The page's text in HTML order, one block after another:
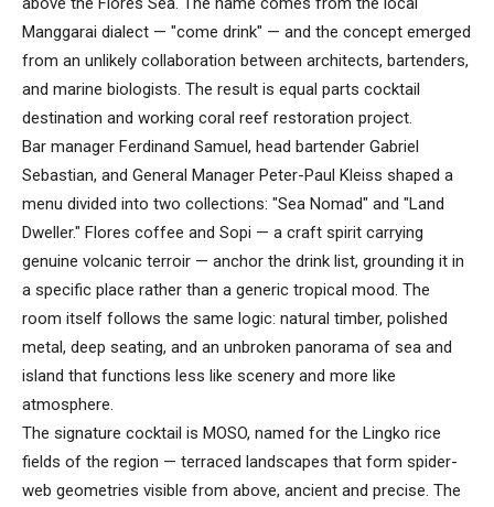
Manggarai dialect — "come drink" — and the concept emerged
from an unlikely collaboration between architects, bartenders,
and marine biologists. The result is equal parts cocktail
destination and working coral reef restoration project.
Bar manager Ferdinand Samuel, head bartender Gabriel
Sebastian, and General Manager Peter-Paul Kleiss shaped a
menu divided into two collections: "Sea Nomad" and "Land
Dweller." Flores coffee and Sopi — a craft spirit carrying
genuine volcanic terroir — anchor the drink list, grounding it in
a specific place rather than a generic tropical mood. The
room itself follows the same logic: natural timber, polished
metal, deep seating, and an unbroken panorama of sea and
island that functions less like scenery and more like
atmosphere.
The signature cocktail is MOSO, named for the Lingko rice
fields of the region — terraced landscapes that form spider-
web geometries visible from above, ancient and precise. The